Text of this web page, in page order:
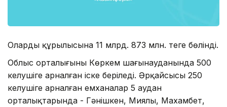
Олардың құрылысына 11 млрд. 873 млн. теңге бөлінді.
Облыс орталығының Көркем шағынауданында 500
келушіге арналған іске беріледі. Әрқайсысы 250
келушіге арналған емханалар 5 аудан
орталықтарында - Гәнішкен, Миялы, Махамбет,